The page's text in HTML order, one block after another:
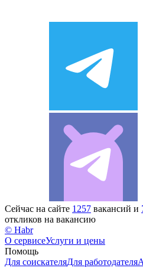
Сейчас на сайте 1257 вакансий и
откликов на вакансию
© Habr
О сервисеУслуги и цены
Помощь
Для соискателяДля работодателя